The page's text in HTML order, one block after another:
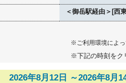
＜御岳駅経由＞[西
※ご利用環境によっ
※下記の時刻をク
2026年8月12日 ～2026年8月